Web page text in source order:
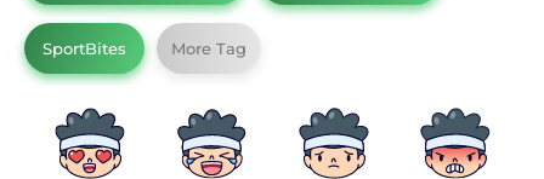
SportBites More Tag